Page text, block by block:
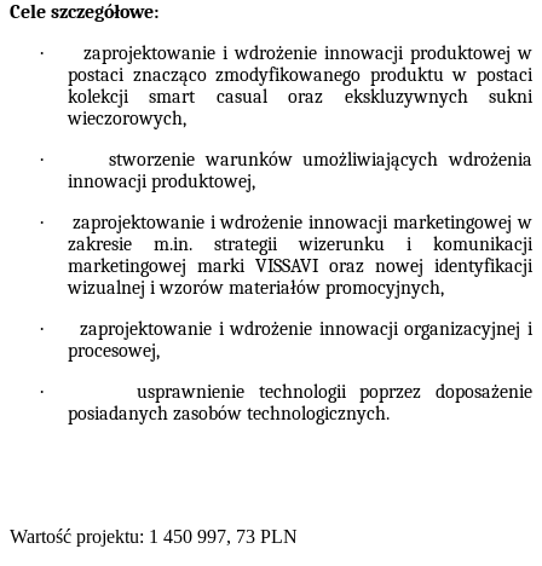
Cele szczegółowe:
·
zaprojektowanie i wdrożenie innowacji produktowej w
postaci znacząco zmodyfikowanego produktu w postaci
kolekcji smart casual oraz ekskluzywnych sukni
wieczorowych,
·
stworzenie warunków umożliwiających wdrożenia
innowacji produktowej,
·
zaprojektowanie i wdrożenie innowacji marketingowej w
zakresie m.in. strategii wizerunku i komunikacji
marketingowej marki VISSAVI oraz nowej identyfikacji
wizualnej i wzorów materiałów promocyjnych,
·
zaprojektowanie i wdrożenie innowacji organizacyjnej i
procesowej,
·
usprawnienie technologii poprzez doposażenie
posiadanych zasobów technologicznych.
Wartość projektu: 1 450 997, 73 PLN